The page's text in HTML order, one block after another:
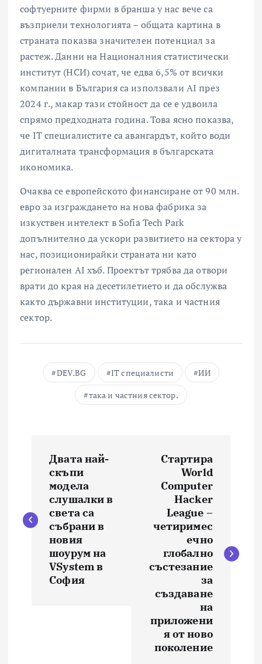
софтуерните фирми в бранша у нас вече са
възприели технологията – общата картина в
страната показва значителен потенциал за
растеж. Данни на Националния статистически
институт (НСИ) сочат, че едва 6,5% от всички
компании в България са използвали AI през
2024 г., макар тази стойност да се е удвоила
спрямо предходната година. Това ясно показва,
че IT специалистите са авангардът, който води
дигиталната трансформация в българската
икономика.
Очаква се европейското финансиране от 90 млн.
евро за изграждането на нова фабрика за
изкуствен интелект в Sofia Tech Park
допълнително да ускори развитието на сектора у
нас, позиционирайки страната ни като
регионален AI хъб. Проектът трябва да отвори
врати до края на десетилетието и да обслужва
както държавни институции, така и частния
сектор.
DEV.BG IT специалисти
ИИ
така и частния сектор.
в
и
Двата най-
скъпи
модела
слушалки в
света са
събрани в
новия
шоурум на
VSystem в
София
Стартира
World
Computer
Hacker
League –
четиримес
ечно
глобално
състезание
за
създаване
на
приложени
я от ново
поколение